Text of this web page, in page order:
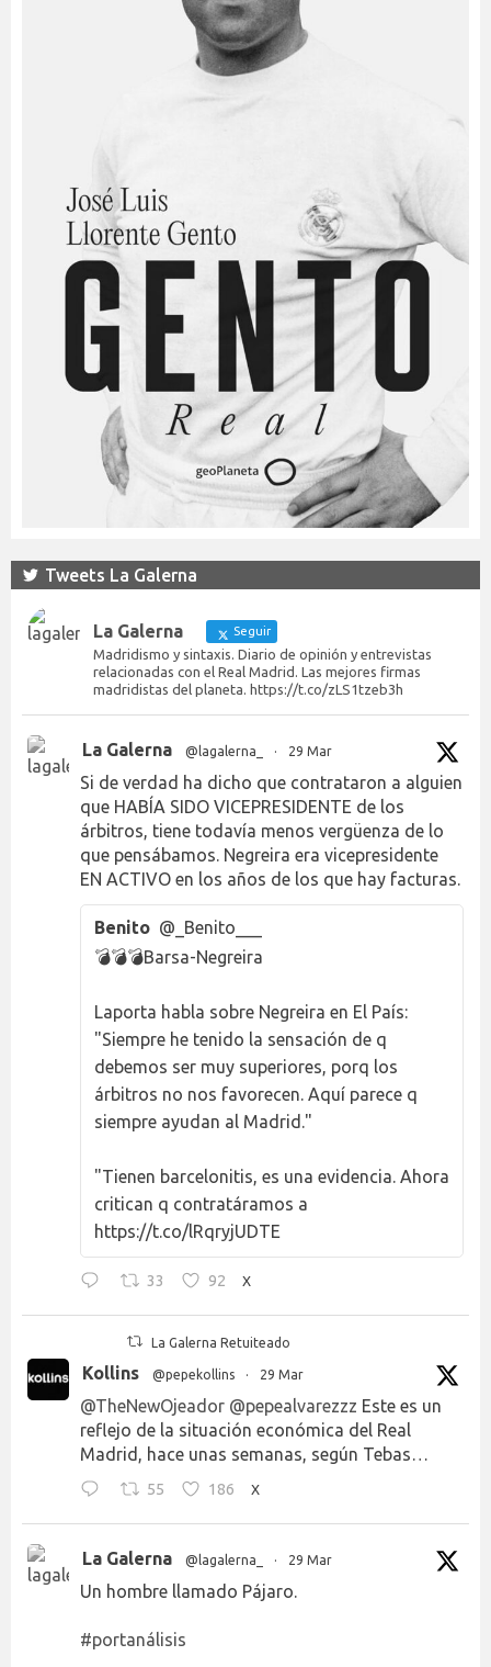
Tweets La Galerna
La Galerna Seguir
Madridismo y sintaxis. Diario de opinión y entrevistas
relacionadas con el Real Madrid. Las mejores firmas
madridistas del planeta. https://t.co/zLS1tzeb3h
La Galerna @lagalerna_ · 29 Mar
Si de verdad ha dicho que contrataron a alguien
que HABÍA SIDO VICEPRESIDENTE de los
árbitros, tiene todavía menos vergüenza de lo
que pensábamos. Negreira era vicepresidente
EN ACTIVO en los años de los que hay facturas.
Benito @_Benito___
💣💣💣Barsa-Negreira
Laporta habla sobre Negreira en El País:
"Siempre he tenido la sensación de q
debemos ser muy superiores, porq los
árbitros no nos favorecen. Aquí parece q
siempre ayudan al Madrid."
"Tienen barcelonitis, es una evidencia. Ahora
critican q contratáramos a
https://t.co/lRqryjUDTE
33 92 X
La Galerna Retuiteado
Kollins @pepekollins · 29 Mar
@TheNewOjeador @pepealvarezzz Este es un
reflejo de la situación económica del Real
Madrid, hace unas semanas, según Tebas…
55 186 X
La Galerna @lagalerna_ · 29 Mar
Un hombre llamado Pájaro.
#portanálisis